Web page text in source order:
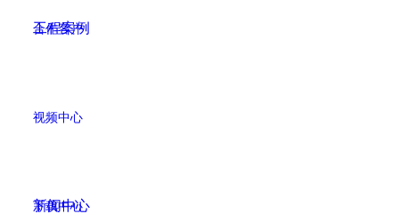
合作客户
视频中心
下载中心
工程案例
新闻中心